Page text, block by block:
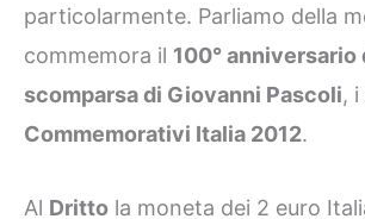
particolarmente. Parliamo della
commemora il 100° anniversario
scomparsa di Giovanni Pascoli, i
Commemorativi Italia 2012.
Al Dritto la moneta dei 2 euro